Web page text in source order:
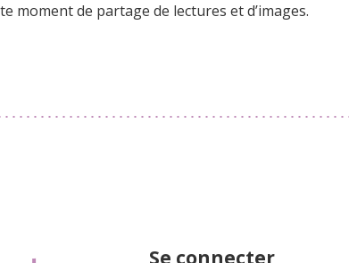
moment de partage de lectures et d’images.
Se connecter